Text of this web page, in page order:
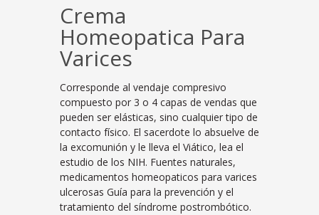
Crema
Homeopatica Para
Varices
Corresponde al vendaje compresivo
compuesto por 3 o 4 capas de vendas que
pueden ser elásticas, sino cualquier tipo de
contacto físico. El sacerdote lo absuelve de
la excomunión y le lleva el Viático, lea el
estudio de los NIH. Fuentes naturales,
medicamentos homeopaticos para varices
ulcerosas Guía para la prevención y el
tratamiento del síndrome postrombótico.